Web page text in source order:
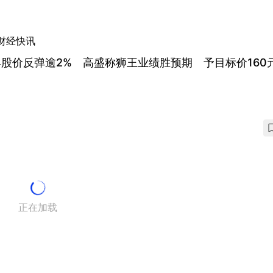
经快讯
价反弹逾2% 高盛称狮王业绩胜预期 予目标价160
正在加载